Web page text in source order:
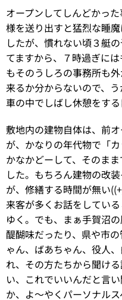
オープンしてしんどかっ
様を送り出すと猛烈な睡
したが、慣れない頃３艇
てますから、７時過ぎに
もそのうしろの事務所も
来るか分からないので、う
車の中でしばし休憩をする
敷地内の建物自体は、前
が、かなりの年代物で「
かなかどーして、そのま
した。もちろん建物の改
が、修繕する時間が無い
来客が多くお話をしてい
ゆく。でも、まぁ手賀沼
醍醐味だったり、県や市
ゃん、ばあちゃん、役人
れ、その方たちから聞け
い、これでいいんだと言
か、よ～やくパーソナル